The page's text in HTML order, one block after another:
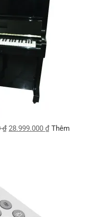
₫ 28.999.000 ₫ Thêm